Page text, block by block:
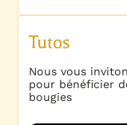
Tutos
Nous vous
pour bénéficier
bougies